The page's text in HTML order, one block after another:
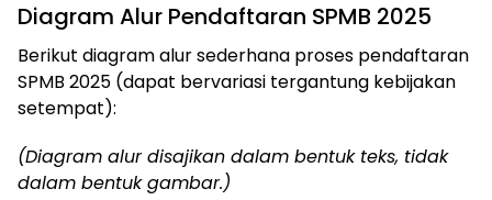
Diagram Alur Pendaftaran SPMB 2025
Berikut diagram alur sederhana proses pendaftaran
SPMB 2025 (dapat bervariasi tergantung kebijakan
setempat):
(Diagram alur disajikan dalam bentuk teks, tidak
dalam bentuk gambar.)